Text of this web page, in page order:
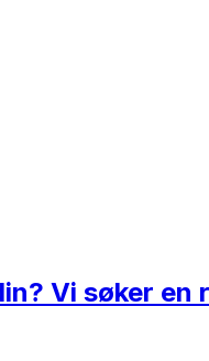
Vi søker